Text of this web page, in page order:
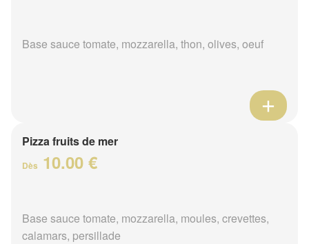
Base sauce tomate, mozzarella, thon, olives, oeuf
Pizza fruits de mer
Dès 10.00 €
Base sauce tomate, mozzarella, moules, crevettes,
calamars, persillade